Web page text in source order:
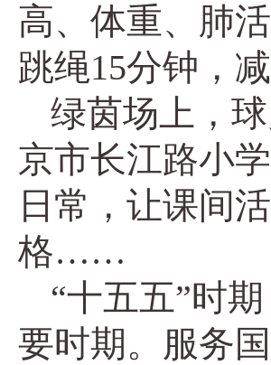
高、体重、肺
跳绳15分钟，
绿茵场上，
京市长江路小
日常，让课间
格……
“十五五”时
要时期。服务